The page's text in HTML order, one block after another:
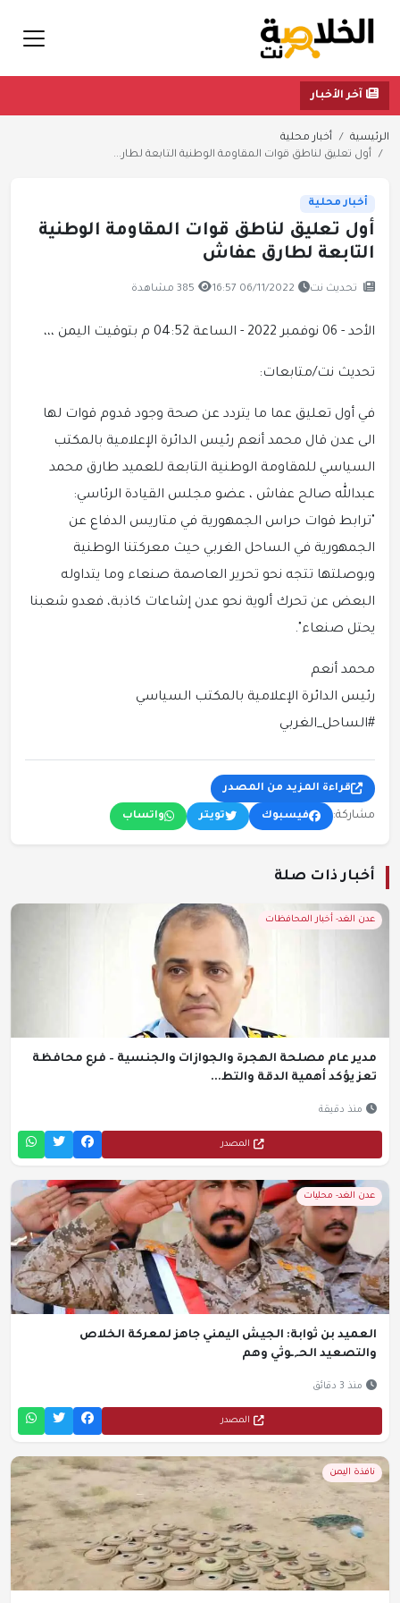
آخر الأخبار
الرئيسية
أخبار محلية
أول تعليق لناطق قوات المقاومة الوطنية التابعة لطار...
أخبار محلية
أول تعليق لناطق قوات المقاومة الوطنية
التابعة لطارق عفاش
تحديث نت 06/11/2022 16:57 385 مشاهدة
الأحد - 06 نوفمبر 2022 - الساعة 04:52 م بتوقيت اليمن ،،،
تحديث نت/متابعات:
في أول تعليق عما ما يتردد عن صحة وجود قدوم قوات لها
الى عدن قال محمد أنعم رئيس الدائرة الإعلامية بالمكتب
السياسي للمقاومة الوطنية التابعة للعميد طارق محمد
عبدالله صالح عفاش ، عضو مجلس القيادة الرئاسي:
"ترابط قوات حراس الجمهورية في متاريس الدفاع عن
الجمهورية في الساحل الغربي حيث معركتنا الوطنية
وبوصلتها تتجه نحو تحرير العاصمة صنعاء وما يتداوله
البعض عن تحرك ألوية نحو عدن إشاعات كاذبة، فعدو شعبنا
يحتل صنعاء".
محمد أنعم
رئيس الدائرة الإعلامية بالمكتب السياسي
قراءة المزيد من المصدر
مشاركة: فيسبوك تويتر واتساب
أخبار ذات صلة
عدن الغد- أخبار المحافظات
مدير عام مصلحة الهجرة والجوازات والجنسية – فرع محافظة
تعز يؤكد أهمية الدقة والتط...
منذ دقيقة
المصدر
عدن الغد- محليات
العميد بن ثوابة: الجيش اليمني جاهز لمعركة الخلاص
والتصعيد الحـ,ـوثي وهم
منذ 3 دقائق
المصدر
نافذة اليمن